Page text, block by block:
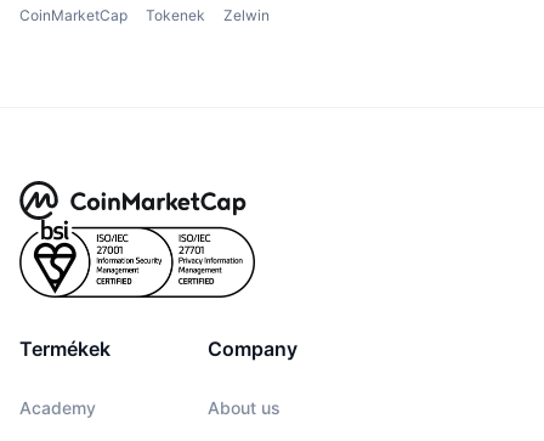
CoinMarketCap Tokenek Zelwin
Termékek
Academy
Company
About us